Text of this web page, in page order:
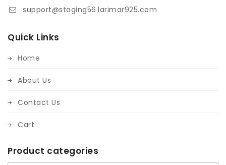
support@staging56.larimar925.com
Quick Links
Home
About Us
Contact Us
Cart
Product categories